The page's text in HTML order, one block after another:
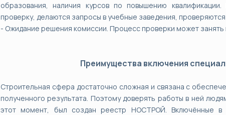
образования, наличия курсов по повышению
проверку, делаются запросы в учебные заведения,
- Ожидание решения комиссии. Процесс проверки может занять
Преимущества включения
Строительная сфера достаточно сложная и связана с
полученного результата. Поэтому доверять работы в ней
этот момент, был создан реестр НОСТРОЙ. Включённые в